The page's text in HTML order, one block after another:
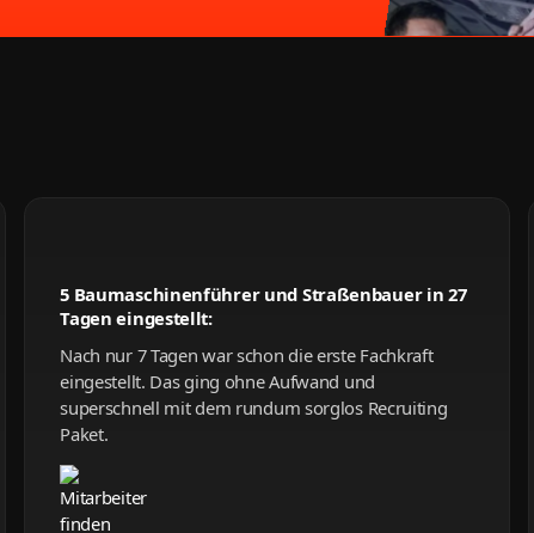
5 Baumaschinenführer und Straßenbauer in 27
Tagen eingestellt:
Nach nur 7 Tagen war schon die erste Fachkraft
eingestellt. Das ging ohne Aufwand und
superschnell mit dem rundum sorglos Recruiting
Paket.